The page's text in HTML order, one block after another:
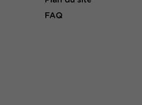
FAQ